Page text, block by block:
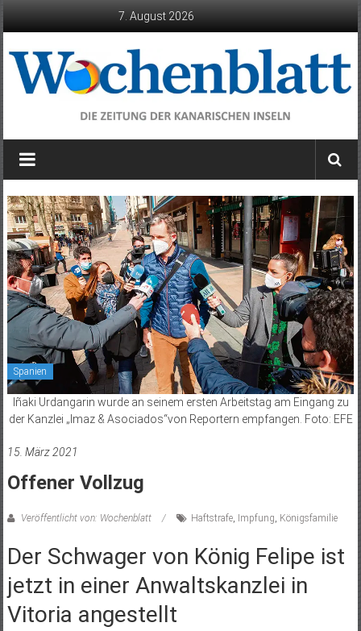
7. August 2026
Wochenblatt
die
der
Kanarischen
Inseln
Spanien
Iñaki Urdangarin wurde an seinem ersten Arbeitstag am Eingang zu
der Kanzlei „Imaz & Asociados“von Reportern empfangen. Foto: EFE
15. März 2021
Offener Vollzug
Veröffentlicht von: Wochenblatt Haftstrafe, Impfung Königsfamilie
Der Schwager von König Felipe ist
jetzt in einer Anwaltskanzlei in
Vitoria angestellt